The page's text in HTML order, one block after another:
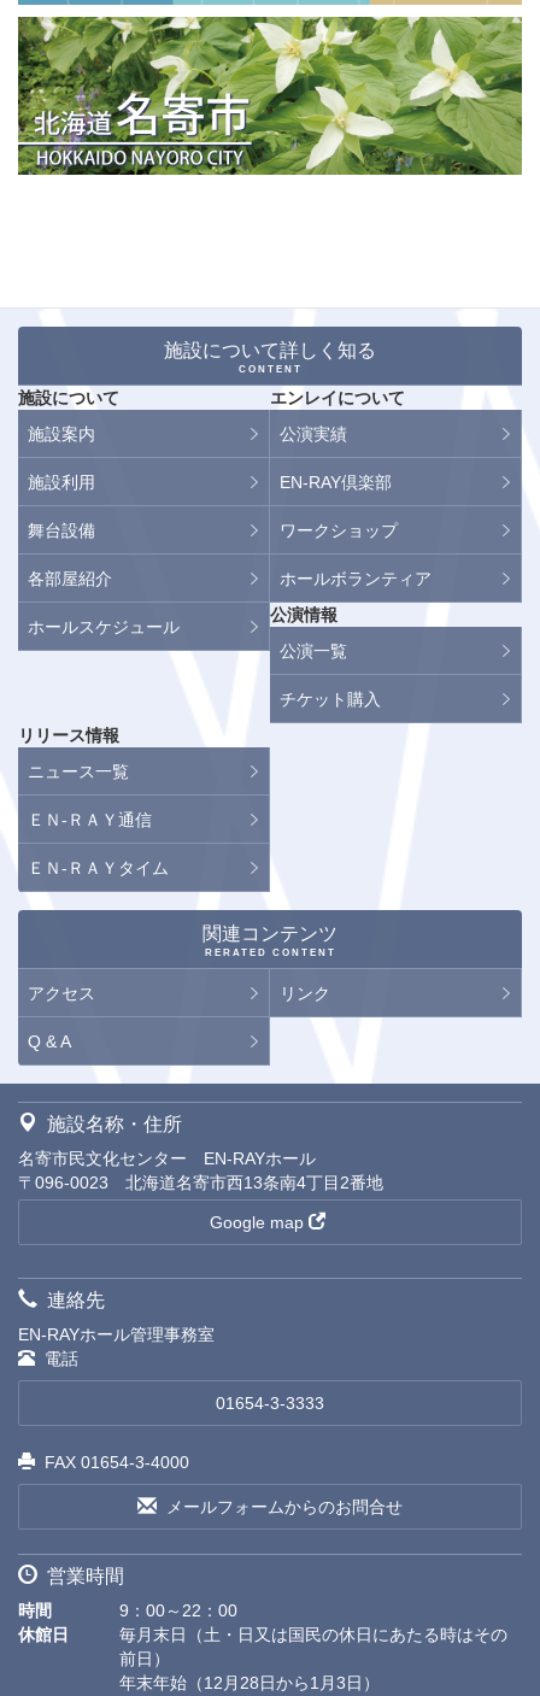
施設について詳しく知る
CONTENT
施設について
施設案内
施設利用
舞台設備
各部屋紹介
ホールスケジュール
エンレイについて
公演実績
EN-RAY倶楽部
ワークショップ
ホールボランティア
公演情報
公演一覧
チケット購入
リリース情報
ニュース一覧
ＥＮ-ＲＡＹ通信
ＥＮ-ＲＡＹタイム
関連コンテンツ
RERATED CONTENT
アクセス リンク
Q & A
施設名称・住所
名寄市民文化センター EN-RAYホール
〒096-0023 北海道名寄市西13条南4丁目2番地
Google map
連絡先
EN-RAYホール管理事務室
電話
01654-3-3333
FAX 01654-3-4000
メールフォームからのお問合せ
営業時間
時間
9：00～22：00
休館日
毎月末日（土・日又は国民の休日にあたる時はその
前日）
年末年始（12月28日から1月3日）